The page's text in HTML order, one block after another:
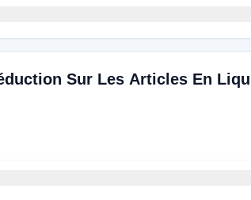
Sur Les Articles En